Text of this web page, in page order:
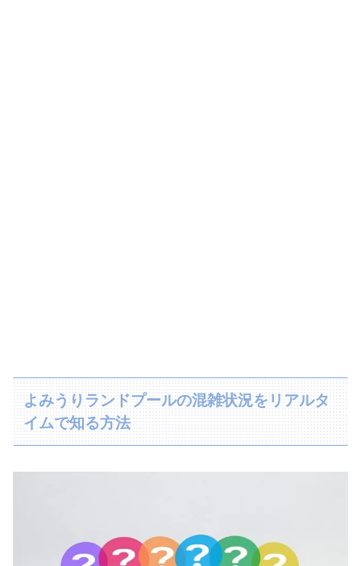
よみうりランドプールの混雑状況をリアルタ
イムで知る方法